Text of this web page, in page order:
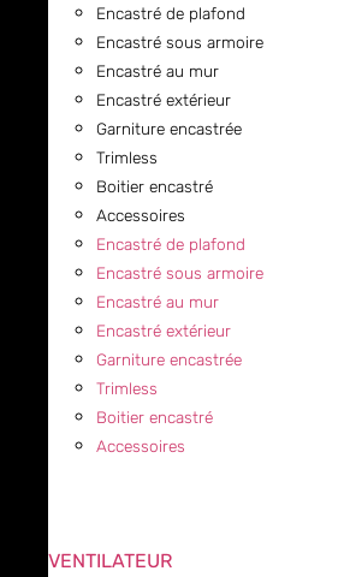
Encastré de plafond
Encastré sous armoire
Encastré au mur
Encastré extérieur
Garniture encastrée
Trimless
Boitier encastré
Accessoires
Encastré de plafond
Encastré sous armoire
Encastré au mur
Encastré extérieur
Garniture encastrée
Trimless
Boitier encastré
Accessoires
VENTILATEUR